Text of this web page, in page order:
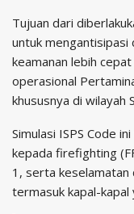
Tujuan dari
untuk mengantisipasi
keamanan lebih
operasional
khususnya di wilayah
Simulasi ISPS Code
kepada firefighting
1, serta keselamatan
termasuk kapal-kapal